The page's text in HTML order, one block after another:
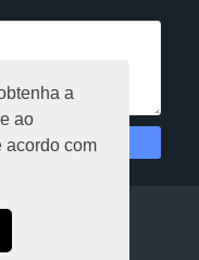
a
ao
acordo com
RONDÔNIA